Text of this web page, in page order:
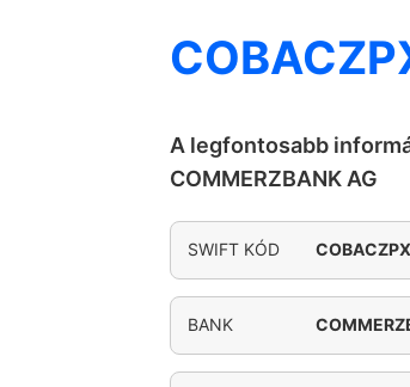
A legfontosabb
COMMERZBANK AG
SWIFT KÓD COBACZPX
BANK